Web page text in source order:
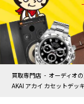
買取専門店 オーディオ
AKAI アカイ カセットデッ